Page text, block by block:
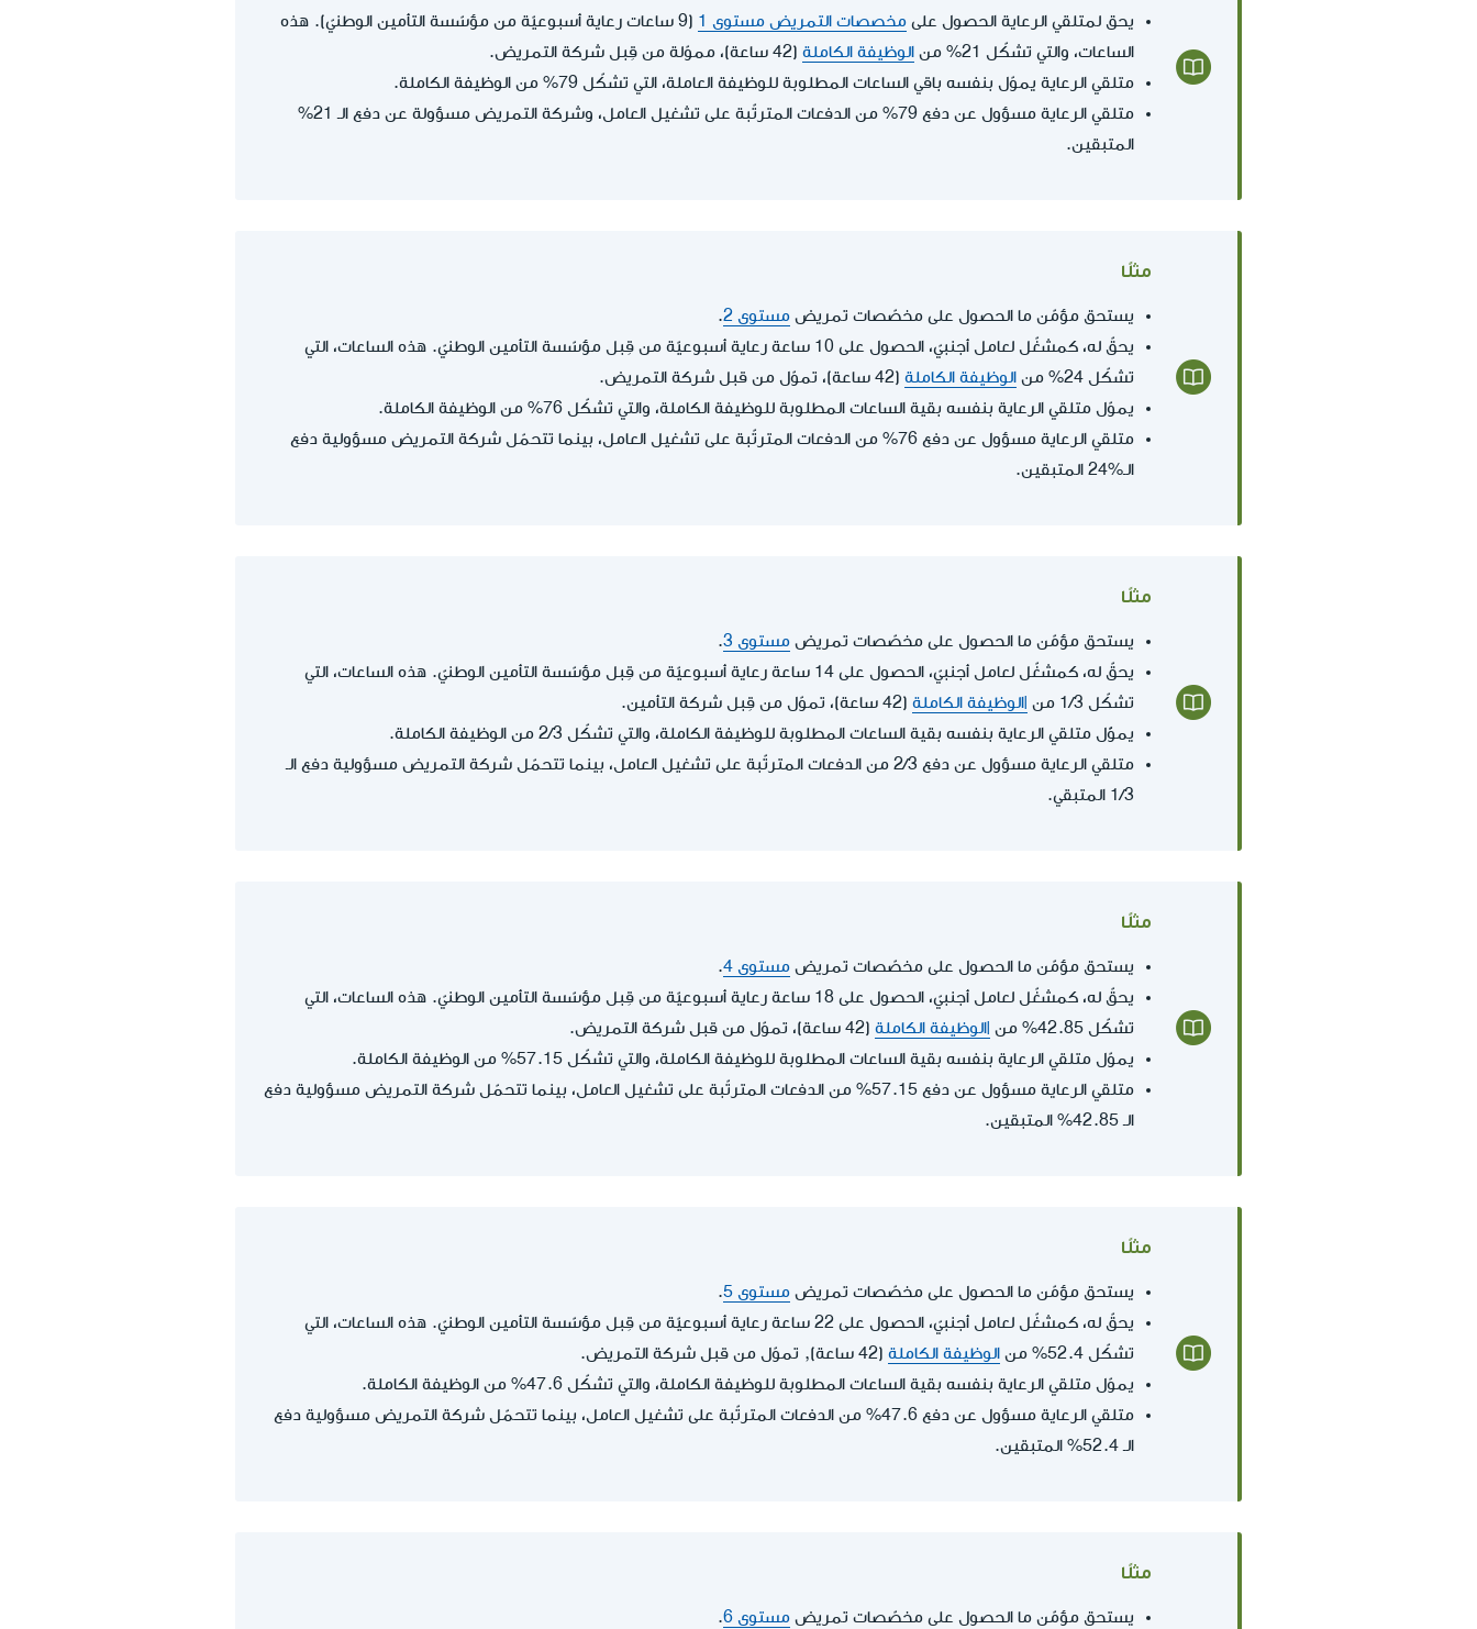
يحق لمتلقي الرعاية الحصول على مخصصات التمريض مستوى 1
(9 ساعات رعاية أسبوعيّة من مؤسّسة التأمين الوطنيّ). هذه
الساعات، والتي تشكّل 21% من
الوظيفة الكاملة (42 ساعة)، مموّلة من قِبل شركة التمريض.
متلقي الرعاية يموّل بنفسه باقي الساعات المطلوبة للوظيفة العاملة، التي تشكّل 79% من الوظيفة الكاملة.
متلقي الرعاية مسؤول عن دفع 79% من الدفعات المترتّبة على تشغيل العامل، وشركة التمريض مسؤولة عن دفع الـ 21%
المتبقين.
مثلًا
يستحق مؤمّن ما الحصول على مخصّصات تمريض مستوى 2
.
يحقّ له، كمشغّل لعامل أجنبيّ، الحصول على 10 ساعة رعاية أسبوعيّة من قِبل مؤسّسة التأمين الوطنيّ. هذه الساعات، التي
تشكّل 24% من
الوظيفة الكاملة (42 ساعة)، تموّل من قبل شركة التمريض.
يموّل متلقي الرعاية بنفسه بقية الساعات المطلوبة للوظيفة الكاملة، والتي تشكّل 76% من الوظيفة الكاملة.
متلقي الرعاية مسؤول عن دفع 76% من الدفعات المترتّبة على تشغيل العامل، بينما تتحمّل شركة التمريض مسؤولية دفع
الـ%24 المتبقين.
مثلًا
يستحق مؤمّن ما الحصول على مخصّصات تمريض مستوى 3
.
يحقّ له، كمشغّل لعامل أجنبيّ، الحصول على 14 ساعة رعاية أسبوعيّة من قِبل مؤسّسة التأمين الوطنيّ. هذه الساعات، التي
تشكّل 1/3 من
|الوظيفة الكاملة (42 ساعة)، تموّل من قِبل شركة التأمين.
يموّّل متلقي الرعاية بنفسه بقية الساعات المطلوبة للوظيفة الكاملة، والتي تشكّل 2/3 من الوظيفة الكاملة.
متلقي الرعاية مسؤول عن دفع 2/3 من الدفعات المترتّبة على تشغيل العامل، بينما تتحمّل شركة التمريض مسؤولية دفع الـ
1/3 المتبقي.
مثلًا
يستحق مؤمّن ما الحصول على مخصّصات تمريض مستوى 4
.
يحقّ له، كمشغّل لعامل أجنبيّ، الحصول على 18 ساعة رعاية أسبوعيّة من قِبل مؤسّسة التأمين الوطنيّ. هذه الساعات، التي
تشكّل 42.85% من
|الوظيفة الكاملة (42 ساعة)، تموّل من قبل شركة التمريض.
يموّل متلقي الرعاية بنفسه بقية الساعات المطلوبة للوظيفة الكاملة، والتي تشكّل 57.15% من الوظيفة الكاملة.
متلقي الرعاية مسؤول عن دفع 57.15% من الدفعات المترتّبة على تشغيل العامل، بينما تتحمّل شركة التمريض مسؤولية دفع
الـ 42.85% المتبقين.
مثلًا
يستحق مؤمّن ما الحصول على مخصّصات تمريض مستوى 5
.
يحقّ له، كمشغّل لعامل أجنبيّ، الحصول على 22 ساعة رعاية أسبوعيّة من قِبل مؤسّسة التأمين الوطنيّ. هذه الساعات، التي
تشكّل 52.4% من
الوظيفة الكاملة (42 ساعة), تموّل من قبل شركة التمريض.
يموّل متلقي الرعاية بنفسه بقية الساعات المطلوبة للوظيفة الكاملة، والتي تشكّل 47.6% من الوظيفة الكاملة.
متلقي الرعاية مسؤول عن دفع 47.6% من الدفعات المترتّبة على تشغيل العامل، بينما تتحمّل شركة التمريض مسؤولية دفع
الـ 52.4% المتبقين.
مثلًا
يستحق مؤمّن ما الحصول على مخصّصات تمريض مستوى 6 .